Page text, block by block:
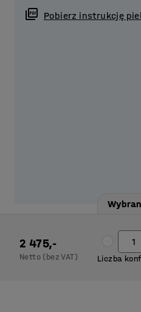
podłogę, co umożliwia
miejsc, gdzie higiena jest
Pobierz instrukcję
2 475,-
Netto (bez VAT) Liczba